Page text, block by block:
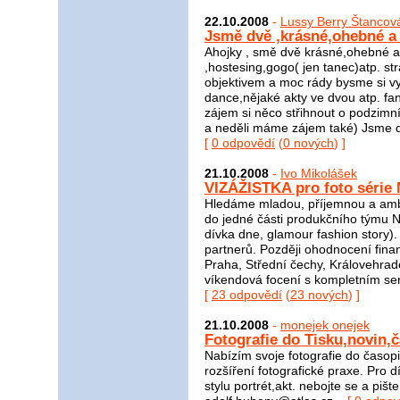
22.10.2008 - Lussy Berry
Jsmě dvě ,krásné,ohebné
Ahojky , smě dvě krásné,ohebné
,hostesing,gogo( jen tanec)atp.
objektivem a moc rády bysme si
dance,nějaké akty ve dvou atp.
zájem si něco střihnout o
a neděli máme zájem také) Jsme
[ 0 odpovědí (0 nových) ]
21.10.2008 - Ivo Mikolášek
VIZÁŽISTKA pro foto série
Hledáme mladou, příjemnou a
do jedné části produkčního týmu
dívka dne, glamour fashion
partnerů. Později ohodnocení
Praha, Střední čechy,
víkendová focení s kompletním
[ 23 odpovědí (23 nových) ]
21.10.2008 - monejek onejek
Fotografie do
Nabízím svoje fotografie do
rozšíření fotografické praxe. Pro
stylu portrét,akt. nebojte se a